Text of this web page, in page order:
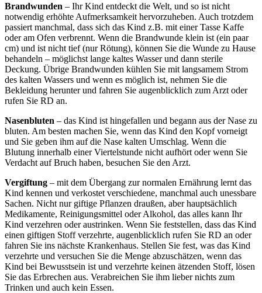
Brandwunden – Ihr Kind entdeckt die Welt, und so ist nicht
notwendig erhöhte Aufmerksamkeit hervorzuheben. Auch trotzdem
passiert manchmal, dass sich das Kind z.B. mit einer Tasse Kaffe
oder am Ofen verbrennt. Wenn die Brandwunde klein ist (ein paar
cm) und ist nicht tief (nur Rötung), können Sie die Wunde zu Hause
behandeln – möglichst lange kaltes Wasser und dann sterile
Deckung. Übrige Brandwunden kühlen Sie mit langsamem Strom
des kalten Wassers und wenn es möglich ist, nehmen Sie die
Bekleidung herunter und fahren Sie augenblicklich zum Arzt oder
rufen Sie RD an.
Nasenbluten – das Kind ist hingefallen und begann aus der Nase zu
bluten. Am besten machen Sie, wenn das Kind den Kopf vorneigt
und Sie geben ihm auf die Nase kalten Umschlag. Wenn die
Blutung innerhalb einer Viertelstunde nicht aufhört oder wenn Sie
Verdacht auf Bruch haben, besuchen Sie den Arzt.
Vergiftung – mit dem Übergang zur normalen Ernährung lernt das
Kind kennen und verkostet verschiedene, manchmal auch unessbare
Sachen. Nicht nur giftige Pflanzen draußen, aber hauptsächlich
Medikamente, Reinigungsmittel oder Alkohol, das alles kann Ihr
Kind verzehren oder austrinken. Wenn Sie feststellen, dass das Kind
einen giftigen Stoff verzehrte, augenblicklich rufen Sie RD an oder
fahren Sie ins nächste Krankenhaus. Stellen Sie fest, was das Kind
verzehrte und versuchen Sie die Menge abzuschätzen, wenn das
Kind bei Bewusstsein ist und verzehrte keinen ätzenden Stoff, lösen
Sie das Erbrechen aus. Verabreichen Sie ihm lieber nichts zum
Trinken und auch kein Essen.